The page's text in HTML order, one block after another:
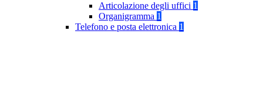
Articolazione degli uffici 1
Organigramma 1
Telefono e posta elettronica 1